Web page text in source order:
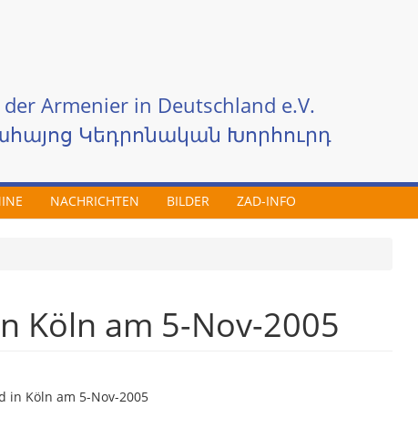
Armenier in Deutschland e.V.
Կեդրոնական Խորհուրդ
NACHRICHTEN BILDER ZAD-INFO
Köln am 5-Nov-2005
in Köln am 5-Nov-2005